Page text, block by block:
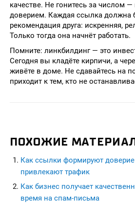
качестве. Не гонитесь за числом —
доверием. Каждая ссылка должна
рекомендация друга: искренняя,
Только тогда она начнёт работать.
Помните: линкбилдинг — это
Сегодня вы кладёте кирпичи, а
живёте в доме. Не сдавайтесь на
приходит к тем, кто не
ПОХОЖИЕ
Как ссылки формируют
привлекают трафик
Как бизнес получает
время на спам-письма